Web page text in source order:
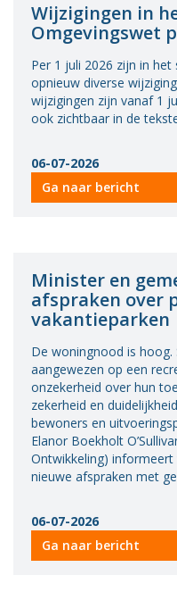
Wijzigingen in
Omgevingswet
Per 1 juli 2026 zijn in
opnieuw diverse
wijzigingen zijn vanaf 1
ook zichtbaar in de
06-07-2026
Ga naar bericht
Minister en
afspraken over
vakantieparken
De woningnood is
aangewezen op een
onzekerheid over hun
zekerheid en
bewoners en
Elanor Boekholt
Ontwikkeling)
nieuwe afspraken met
06-07-2026
Ga naar bericht